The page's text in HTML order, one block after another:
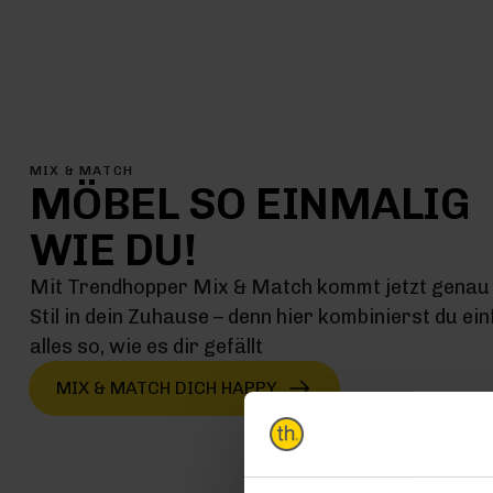
MIX & MATCH
MÖBEL SO EINMALIG
WIE DU!
Mit Trendhopper Mix & Match kommt jetzt genau
Stil in dein Zuhause – denn hier kombinierst du
alles so, wie es dir gefällt
MIX & MATCH DICH HAPPY